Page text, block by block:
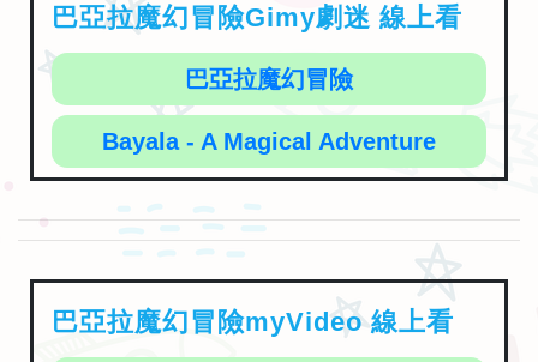
巴亞拉魔幻冒險Gimy劇迷 線上看
巴亞拉魔幻冒險
Bayala - A Magical Adventure
巴亞拉魔幻冒險myVideo 線上看